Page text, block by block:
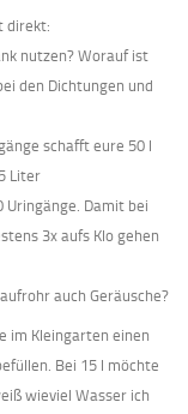
direkt:
nutzen? Worauf ist
den Dichtungen und
schafft eure 50 l
Liter
Uringänge. Damit bei
3x aufs Klo gehen
auch Geräusche?
im Kleingarten einen
Bei 15 l möchte
wieviel Wasser ich